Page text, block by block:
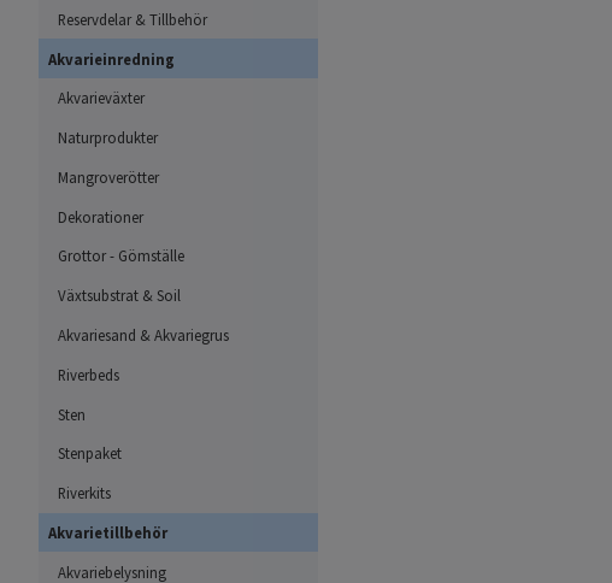
Reservdelar & Tillbehör
Akvarieinredning
Akvarieväxter
Naturprodukter
Mangroverötter
Dekorationer
Grottor - Gömställe
Växtsubstrat & Soil
Akvariesand & Akvariegrus
Riverbeds
Sten
Stenpaket
Riverkits
Akvarietillbehör
Akvariebelysning